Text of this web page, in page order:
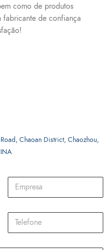
como de produtos
fabricante de confiança
Chaoan District, Chaozhou,